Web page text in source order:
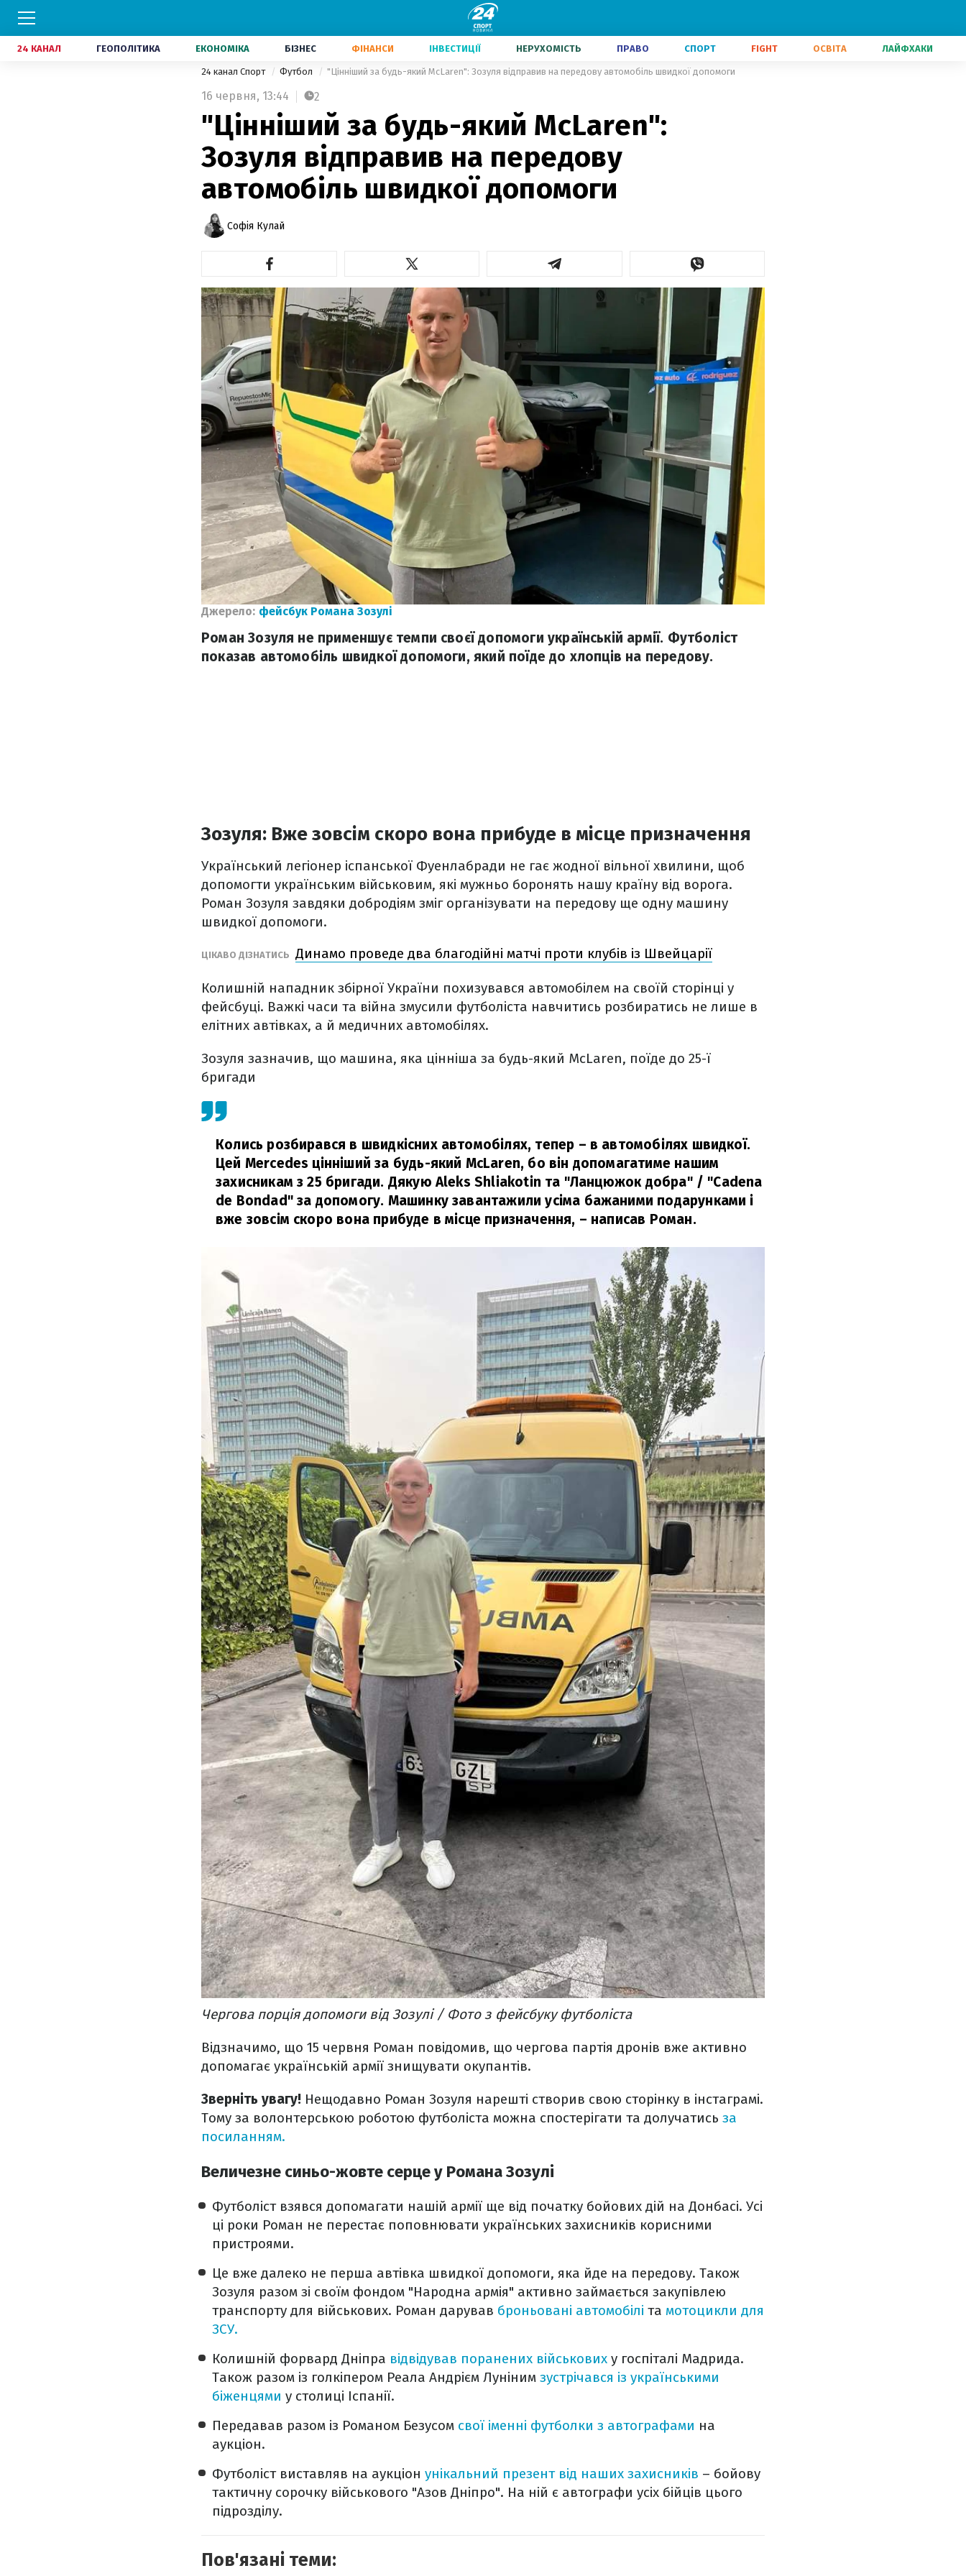
24 КАНАЛ ГЕОПОЛІТИКА ЕКОНОМІКА БІЗНЕС ФІНАНСИ ІНВЕСТИЦІЇ НЕРУХОМІСТЬ ПРАВО СПОРТ FIGHT ОСВІТА ЛАЙФХАКИ
24 канал Спорт Футбол "Цінніший за будь-який McLaren": Зозуля відправив на передову автомобіль швидкої допомоги
16 червня, 13:44 2
"Цінніший за будь-який McLaren":
Зозуля відправив на передову
автомобіль швидкої допомоги
Софія Кулай
Джерело: фейсбук Романа Зозулі
Роман Зозуля не применшує темпи своєї допомоги українській армії. Футболіст
показав автомобіль швидкої допомоги, який поїде до хлопців на передову.
Зозуля: Вже зовсім скоро вона прибуде в місце призначення
Український легіонер іспанської Фуенлабради не гає жодної вільної хвилини, щоб
допомогти українським військовим, які мужньо боронять нашу країну від ворога.
Роман Зозуля завдяки добродіям зміг організувати на передову ще одну машину
швидкої допомоги.
ЦІКАВО ДІЗНАТИСЬ Динамо проведе два благодійні матчі проти клубів із Швейцарії
Колишній нападник збірної України похизувався автомобілем на своїй сторінці у
фейсбуці. Важкі часи та війна змусили футболіста навчитись розбиратись не лише в
елітних автівках, а й медичних автомобілях.
Зозуля зазначив, що машина, яка цінніша за будь-який McLaren, поїде до 25-ї
бригади
Колись розбирався в швидкісних автомобілях, тепер – в автомобілях швидкої.
Цей Mercedes цінніший за будь-який McLaren, бо він допомагатиме нашим
захисникам з 25 бригади. Дякую Aleks Shliakotin та "Ланцюжок добра" / "Cadena
de Bondad" за допомогу. Машинку завантажили усіма бажаними подарунками і
вже зовсім скоро вона прибуде в місце призначення, – написав Роман.
Чергова порція допомоги від Зозулі / Фото з фейсбуку футболіста
Відзначимо, що 15 червня Роман повідомив, що чергова партія дронів вже активно
допомагає українській армії знищувати окупантів.
Зверніть увагу! Нещодавно Роман Зозуля нарешті створив свою сторінку в інстаграмі.
Тому за волонтерською роботою футболіста можна спостерігати та долучатись за
посиланням.
Величезне синьо-жовте серце у Романа Зозулі
Футболіст взявся допомагати нашій армії ще від початку бойових дій на Донбасі. Усі
ці роки Роман не перестає поповнювати українських захисників корисними
пристроями.
Це вже далеко не перша автівка швидкої допомоги, яка йде на передову. Також
Зозуля разом зі своїм фондом "Народна армія" активно займається закупівлею
транспорту для військових. Роман дарував броньовані автомобілі та мотоцикли для
ЗСУ.
Колишній форвард Дніпра відвідував поранених військових у госпіталі Мадрида.
Також разом із голкіпером Реала Андрієм Луніним зустрічався із українськими
біженцями у столиці Іспанії.
Передавав разом із Романом Безусом свої іменні футболки з автографами на
аукціон.
Футболіст виставляв на аукціон унікальний презент від наших захисників – бойову
тактичну сорочку військового "Азов Дніпро". На ній є автографи усіх бійців цього
підрозділу.
Пов'язані теми: